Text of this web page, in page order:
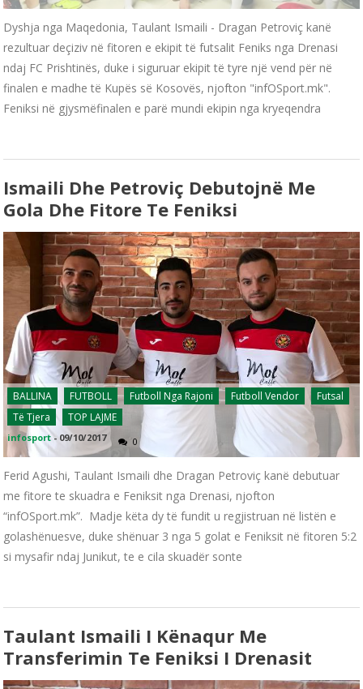
Dyshja nga Maqedonia, Taulant Ismaili - Dragan Petroviç kanë
rezultuar deçiziv në fitoren e ekipit të futsalit Feniks nga Drenasi
ndaj FC Prishtinës, duke i siguruar ekipit të tyre një vend për në
finalen e madhe të Kupës së Kosovës, njofton "infOSport.mk".
Feniksi në gjysmëfinalen e parë mundi ekipin nga kryeqendra
Ismaili Dhe Petroviç Debutojnë Me
Gola Dhe Fitore Te Feniksi
BALLINA FUTBOLL Futboll Nga Rajoni Futboll Vendor
Futsal
Të Tjera
TOP LAJME
infosport - 09/10/2017 0
Ferid Agushi, Taulant Ismaili dhe Dragan Petroviç kanë debutuar
me fitore te skuadra e Feniksit nga Drenasi, njofton
“infOSport.mk”. Madje këta dy të fundit u regjistruan në listën e
golashënuesve, duke shënuar 3 nga 5 golat e Feniksit në fitoren 5:2
si mysafir ndaj Junikut, te e cila skuadër sonte
Taulant Ismaili I Kënaqur Me
Transferimin Te Feniksi I Drenasit